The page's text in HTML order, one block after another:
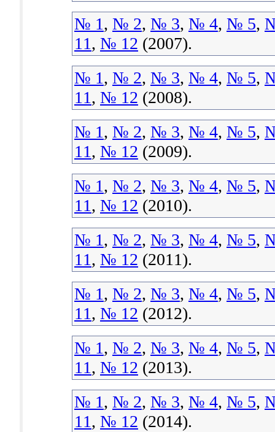
№ 1, № 2, № 3, № 4, № 5,
11, № 12 (2007).
№ 1, № 2, № 3, № 4, № 5,
11, № 12 (2008).
№ 1, № 2, № 3, № 4, № 5,
11, № 12 (2009).
№ 1, № 2, № 3, № 4, № 5,
11, № 12 (2010).
№ 1, № 2, № 3, № 4, № 5,
11, № 12 (2011).
№ 1, № 2, № 3, № 4, № 5,
11, № 12 (2012).
№ 1, № 2, № 3, № 4, № 5,
11, № 12 (2013).
№ 1, № 2, № 3, № 4, № 5,
11, № 12 (2014).